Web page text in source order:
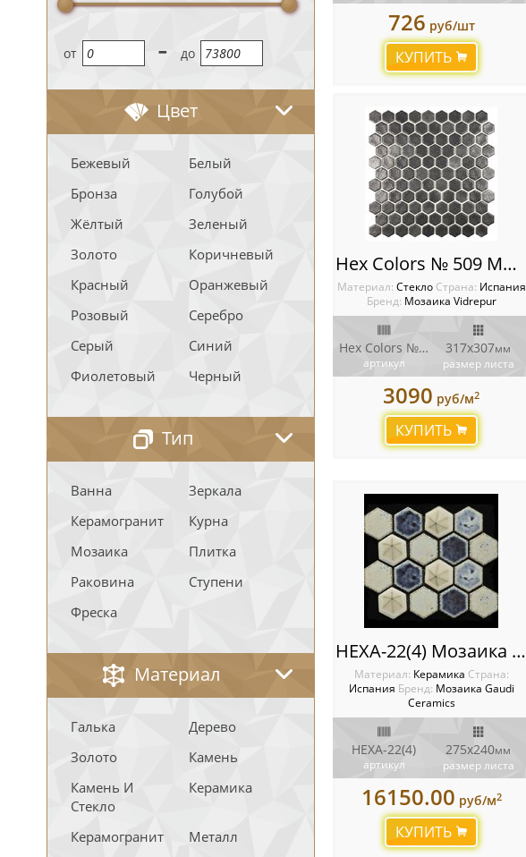
oт - до
Цвет
Бежевый
Белый
Бронза
Голубой
Жёлтый
Зеленый
Золото
Коричневый
Красный
Оранжевый
Розовый
Серебро
Серый
Синий
Фиолетовый
Черный
Тип
Ванна
Зеркала
Керамогранит
Курна
Мозаика
Плитка
Раковина
Ступени
Фреска
Материал
Галька
Дерево
Золото
Камень
Камень И
Стекло
Керамика
Керамогранит
Металл
726 руб/шт
КУПИТЬ
Hex Colors № 509 Мозаика Vidrepur Hexagon
Материал: Стекло Cтрана: Испания
Бренд: Мозаика Vidrepur
Hex Colors № 509
артикул
317x307мм
размер листа
3090 руб/м2
КУПИТЬ
HEXA-22(4) Мозаика Gaudi Ceramics
Материал: Керамика Cтрана:
Испания Бренд: Мозаика Gaudi
Ceramics
HEXA-22(4)
артикул
275x240мм
размер листа
16150.00 руб/м2
КУПИТЬ